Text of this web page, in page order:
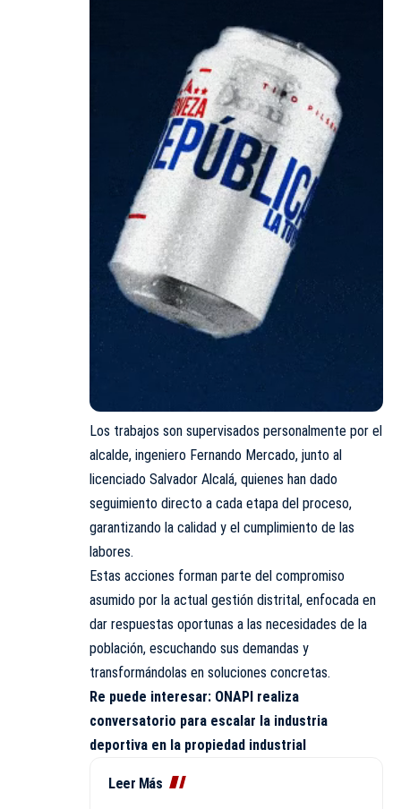
Los trabajos son supervisados personalmente por el
alcalde, ingeniero Fernando Mercado, junto al
licenciado Salvador Alcalá, quienes han dado
seguimiento directo a cada etapa del proceso,
garantizando la calidad y el cumplimiento de las
labores.
Estas acciones forman parte del compromiso
asumido por la actual gestión distrital, enfocada en
dar respuestas oportunas a las necesidades de la
población, escuchando sus demandas y
transformándolas en soluciones concretas.
Re puede interesar: ONAPI realiza
conversatorio para escalar la industria
deportiva en la propiedad industrial
Leer Más